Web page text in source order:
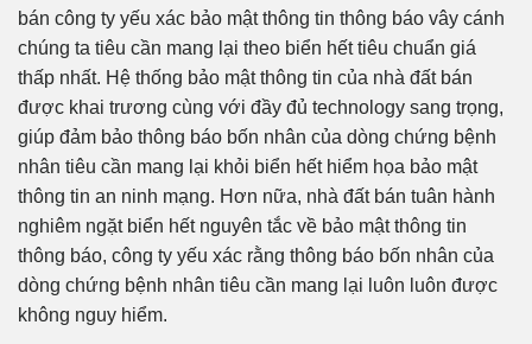
bán công ty yếu xác bảo mật thông tin thông báo vây cánh
chúng ta tiêu cần mang lại theo biển hết tiêu chuẩn giá
thấp nhất. Hệ thống bảo mật thông tin của nhà đất bán
được khai trương cùng với đầy đủ technology sang trọng,
giúp đảm bảo thông báo bốn nhân của dòng chứng bệnh
nhân tiêu cần mang lại khỏi biển hết hiểm họa bảo mật
thông tin an ninh mạng. Hơn nữa, nhà đất bán tuân hành
nghiêm ngặt biển hết nguyên tắc về bảo mật thông tin
thông báo, công ty yếu xác rằng thông báo bốn nhân của
dòng chứng bệnh nhân tiêu cần mang lại luôn luôn được
không nguy hiểm.